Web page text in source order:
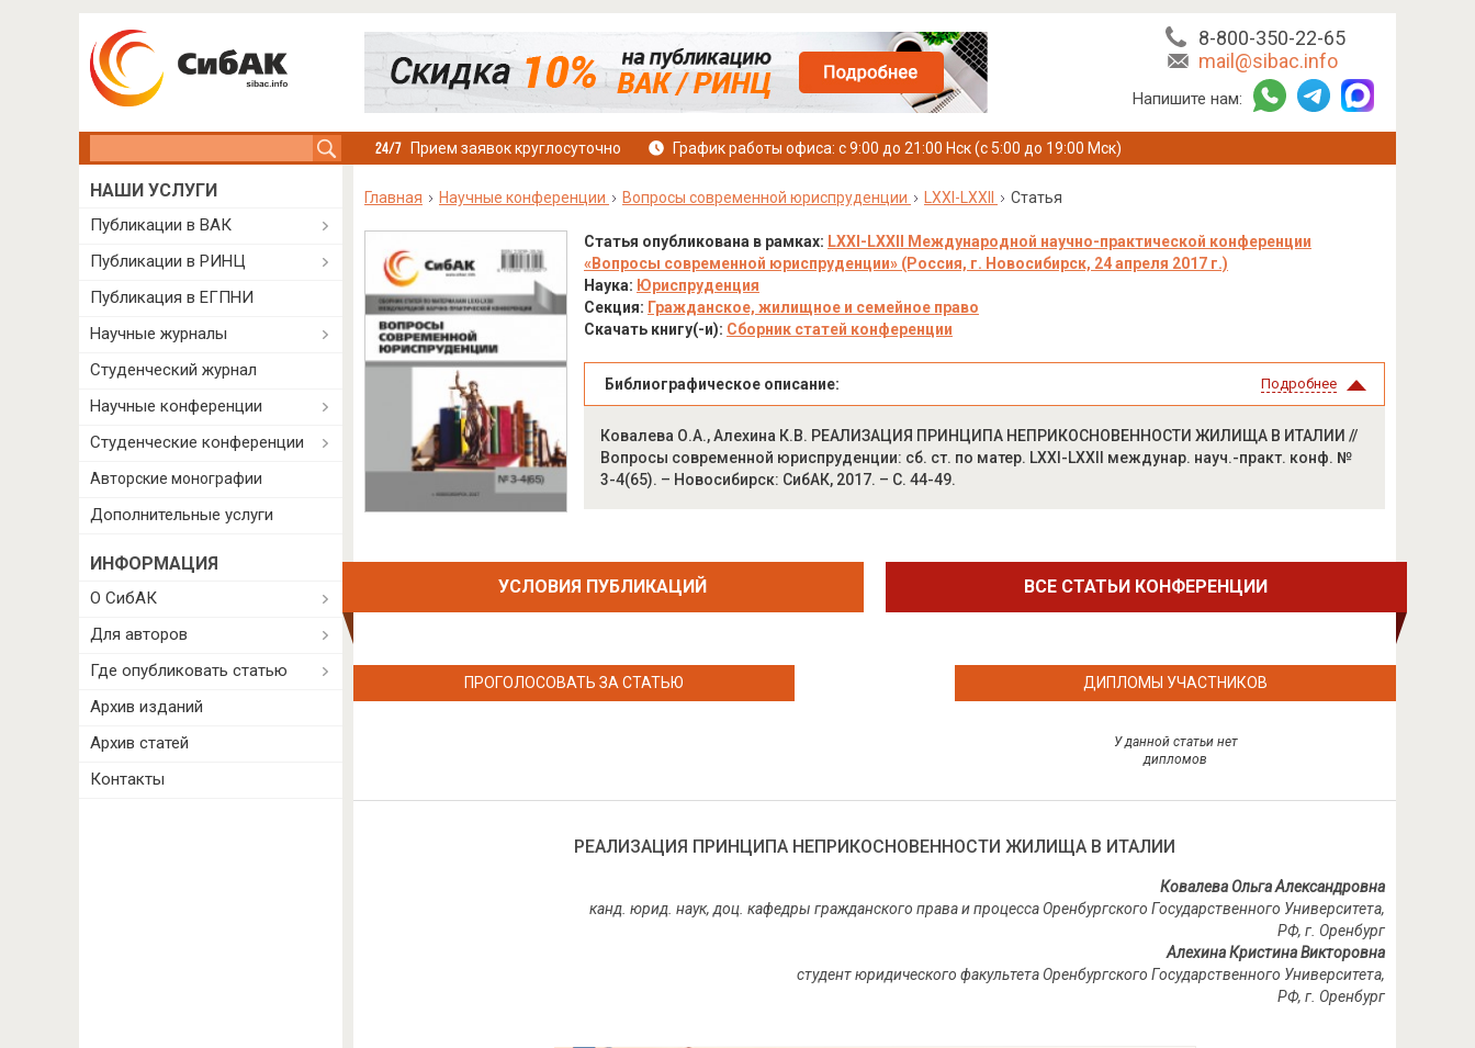
8-800-350-22-65
mail@sibac.info
Напишите нам:
Прием заявок круглосуточно График работы офиса: с 9:00 до 21:00 Нск (с 5:00 до 19:00 Мск)
Главная Научные конференции Вопросы современной юриспруденции LXXI-LXXII Статья
Статья опубликована в рамках: LXXI-LXXII Международной научно-практической конференции
«Вопросы современной юриспруденции» (Россия, г. Новосибирск, 24 апреля 2017 г.)
Наука: Юриспруденция
Секция: Гражданское, жилищное и семейное право
Скачать книгу(-и): Сборник статей конференции
Библиографическое описание: Подробнее
Ковалева О.А., Алехина К.В. РЕАЛИЗАЦИЯ ПРИНЦИПА НЕПРИКОСНОВЕННОСТИ ЖИЛИЩА В ИТАЛИИ //
Вопросы современной юриспруденции: сб. ст. по матер. LXXI-LXXII междунар. науч.-практ. конф. №
3-4(65). – Новосибирск: СибАК, 2017. – С. 44-49.
УСЛОВИЯ ПУБЛИКАЦИЙ ВСЕ СТАТЬИ КОНФЕРЕНЦИИ
ПРОГОЛОСОВАТЬ ЗА СТАТЬЮ ДИПЛОМЫ УЧАСТНИКОВ
У данной статьи нет
дипломов
РЕАЛИЗАЦИЯ ПРИНЦИПА НЕПРИКОСНОВЕННОСТИ ЖИЛИЩА В ИТАЛИИ
Ковалева Ольга Александровна
канд. юрид. наук, доц. кафедры гражданского права и процесса Оренбургского Государственного Университета,
РФ, г. Оренбург
Алехина Кристина Викторовна
студент юридического факультета Оренбургского Государственного Университета,
РФ, г. Оренбург
НАШИ УСЛУГИ
Публикации в ВАК
Публикации в РИНЦ
Публикация в ЕГПНИ
Научные журналы
Студенческий журнал
Научные конференции
Студенческие конференции
Авторские монографии
Дополнительные услуги
ИНФОРМАЦИЯ
О СибАК
Для авторов
Где опубликовать статью
Архив изданий
Архив статей
Контакты